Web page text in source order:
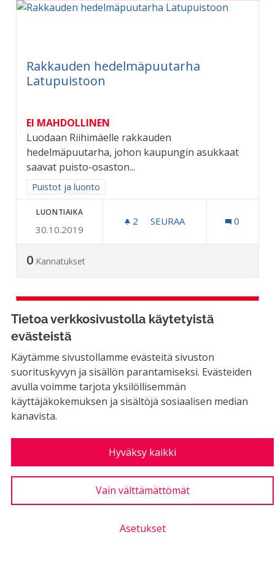
Tietoa verkkosivustolla käytetyistä
evästeistä
Käytämme sivustollamme evästeitä sivuston
suorituskyvyn ja sisällön parantamiseksi. Evästeiden
avulla voimme tarjota yksilöllisemmän
käyttäjäkokemuksen ja sisältöjä sosiaalisen median
kanavista.
Hyväksy kaikki
Vain välttämättömät
Asetukset
Rakkauden hedelmäpuutarha
Latupuistoon
EI MAHDOLLINEN
Luodaan Riihimäelle rakkauden
hedelmäpuutarha, johon kaupungin asukkaat
saavat puisto-osaston...
Rajaa tulokset aihepiirin mukaan: Puistot ja luonto
Puistot ja luonto
LUONTIAIKA
30.10.2019
2 2 SEURAAJAA
SEURAA 0
0 Kannatukset
Erkyläntien säästökohde
EI MAHDOLLINEN
Nyt on jo aika laittaa stoppi Erkyläntien
suunnitelmille, jo yksistään säästösyistä.
Yksikään muu...
05.11.2019
2 2 SEURAAJAA
SEURAA
ERKYLÄNTIEN